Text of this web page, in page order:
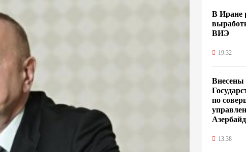
В Иране
ВИЭ
19:32
Внесены
по
13:38